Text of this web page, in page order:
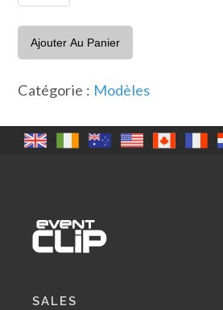
S1
(F)
Ajouter Au Panier
Catégorie : Modèles
SALES